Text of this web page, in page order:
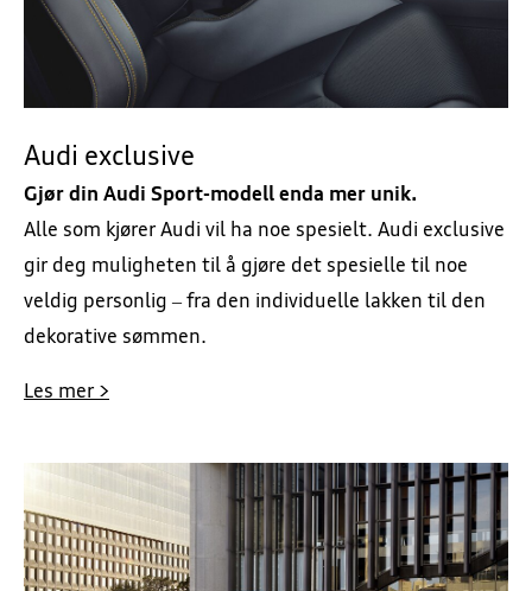
Audi exclusive
Gjør din Audi Sport-modell enda mer unik.
Alle som kjører Audi vil ha noe spesielt. Audi exclusive
gir deg muligheten til å gjøre det spesielle til noe
veldig personlig – fra den individuelle lakken til den
dekorative sømmen.
Les mer >